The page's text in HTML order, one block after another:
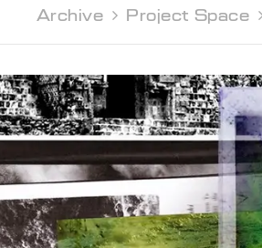
Archive  Project Space